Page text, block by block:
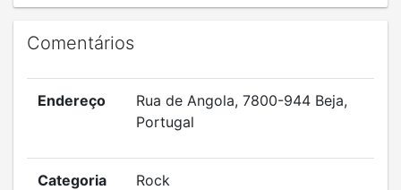
Comentários
Endereço
Rua de Angola, 7800-944 Beja,
Portugal
Categoria Rock